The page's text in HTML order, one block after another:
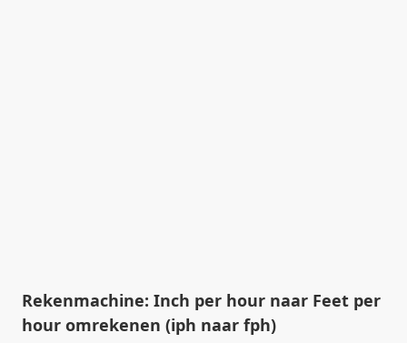
Rekenmachine: Inch per hour naar Feet per
hour omrekenen (iph naar fph)